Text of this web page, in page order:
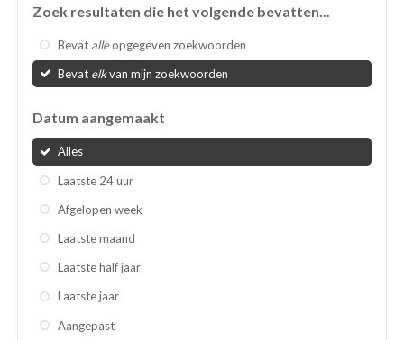
Zoek resultaten die het volgende bevatten...
Bevat alleopgegeven zoekwoorden
Bevat elkvan mijn zoekwoorden
Datum aangemaakt
Alles
Laatste 24 uur
Afgelopen week
Laatste maand
Laatste half jaar
Laatste jaar
Aangepast